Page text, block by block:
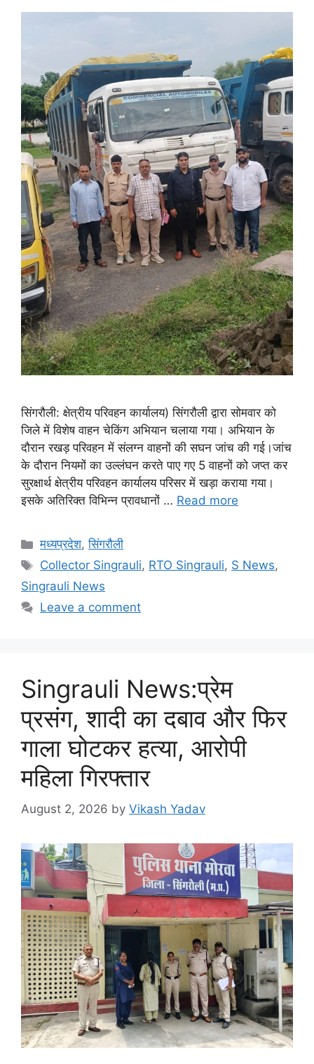
सिंगरौली: क्षेत्रीय परिवहन कार्यालय) सिंगरौली द्वारा सोमवार को
जिले में विशेष वाहन चेकिंग अभियान चलाया गया। अभियान के
दौरान रखड़ परिवहन में संलग्न वाहनों की सघन जांच की गई।जांच
के दौरान नियमों का उल्लंघन करते पाए गए 5 वाहनों को जप्त कर
सुरक्षार्थ क्षेत्रीय परिवहन कार्यालय परिसर में खड़ा कराया गया।
इसके अतिरिक्त विभिन्न प्रावधानों … Read more
Categories
मध्यप्रदेश,सिंगरौली
Tags
Collector Singrauli, RTO Singrauli, S News,
Singrauli News
Leave a comment
Singrauli News:प्रेम
प्रसंग, शादी का दबाव और फिर
गाला घोटकर हत्या, आरोपी
महिला गिरफ्तार
August 2, 2026 by Vikash Yadav